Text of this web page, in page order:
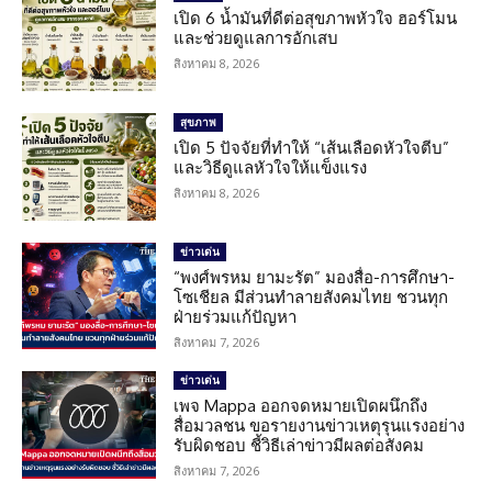
เปิด 6 น้ำมันที่ดีต่อสุขภาพหัวใจ ฮอร์โมน
และช่วยดูแลการอักเสบ
สิงหาคม 8, 2026
สุขภาพ
เปิด 5 ปัจจัยที่ทำให้ “เส้นเลือดหัวใจตีบ”
และวิธีดูแลหัวใจให้แข็งแรง
สิงหาคม 8, 2026
ข่าวเด่น
“พงศ์พรหม ยามะรัต” มองสื่อ-การศึกษา-
โซเชียล มีส่วนทำลายสังคมไทย ชวนทุก
ฝ่ายร่วมแก้ปัญหา
สิงหาคม 7, 2026
ข่าวเด่น
เพจ Mappa ออกจดหมายเปิดผนึกถึง
สื่อมวลชน ขอรายงานข่าวเหตุรุนแรงอย่าง
รับผิดชอบ ชี้วิธีเล่าข่าวมีผลต่อสังคม
สิงหาคม 7, 2026